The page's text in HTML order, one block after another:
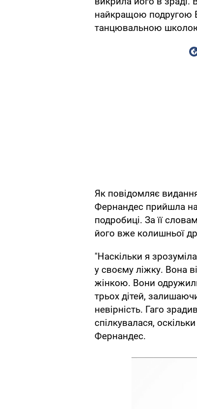
найкращою подругою
танцювальною
Як повідомляє
Фернандес прийшла на
подробиці. За її
його вже колишньої
"Наскільки я
у своєму ліжку. Вона
жінкою. Вони
трьох дітей,
невірність. Гаго
спілкувалася,
Фернандес.